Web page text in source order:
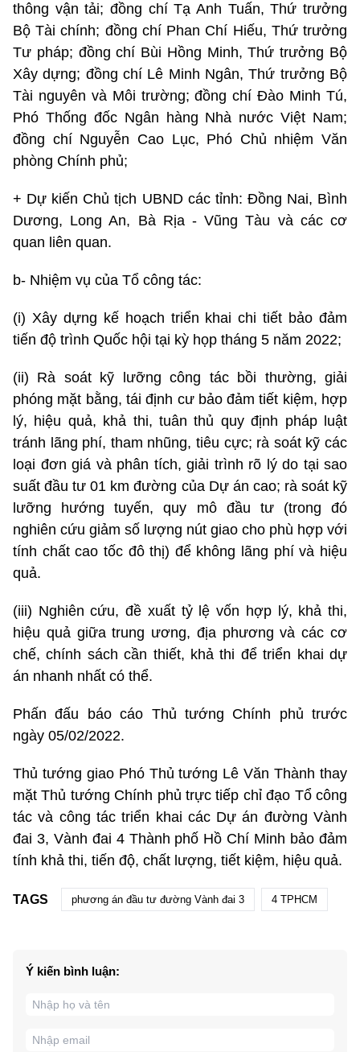
thông vận tải; đồng chí Tạ Anh Tuấn, Thứ trưởng
Bộ Tài chính; đồng chí Phan Chí Hiếu, Thứ trưởng
Tư pháp; đồng chí Bùi Hồng Minh, Thứ trưởng Bộ
Xây dựng; đồng chí Lê Minh Ngân, Thứ trưởng Bộ
Tài nguyên và Môi trường; đồng chí Đào Minh Tú,
Phó Thống đốc Ngân hàng Nhà nước Việt Nam;
đồng chí Nguyễn Cao Lục, Phó Chủ nhiệm Văn
phòng Chính phủ;
+ Dự kiến Chủ tịch UBND các tỉnh: Đồng Nai, Bình
Dương, Long An, Bà Rịa - Vũng Tàu và các cơ
quan liên quan.
b- Nhiệm vụ của Tổ công tác:
(i) Xây dựng kế hoạch triển khai chi tiết bảo đảm
tiến độ trình Quốc hội tại kỳ họp tháng 5 năm 2022;
(ii) Rà soát kỹ lưỡng công tác bồi thường, giải
phóng mặt bằng, tái định cư bảo đảm tiết kiệm, hợp
lý, hiệu quả, khả thi, tuân thủ quy định pháp luật
tránh lãng phí, tham nhũng, tiêu cực; rà soát kỹ các
loại đơn giá và phân tích, giải trình rõ lý do tại sao
suất đầu tư 01 km đường của Dự án cao; rà soát kỹ
lưỡng hướng tuyến, quy mô đầu tư (trong đó
nghiên cứu giảm số lượng nút giao cho phù hợp với
tính chất cao tốc đô thị) để không lãng phí và hiệu
quả.
(iii) Nghiên cứu, đề xuất tỷ lệ vốn hợp lý, khả thi,
hiệu quả giữa trung ương, địa phương và các cơ
chế, chính sách cần thiết, khả thi để triển khai dự
án nhanh nhất có thể.
Phấn đấu báo cáo Thủ tướng Chính phủ trước
ngày 05/02/2022.
Thủ tướng giao Phó Thủ tướng Lê Văn Thành thay
mặt Thủ tướng Chính phủ trực tiếp chỉ đạo Tổ công
tác và công tác triển khai các Dự án đường Vành
đai 3, Vành đai 4 Thành phố Hồ Chí Minh bảo đảm
tính khả thi, tiến độ, chất lượng, tiết kiệm, hiệu quả.
TAGS phương án đầu tư đường Vành đai 3 4 TPHCM
Ý kiến bình luận: